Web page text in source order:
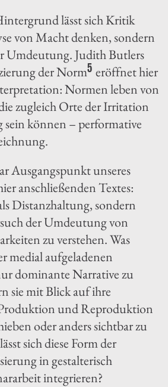
lässt sich Kritik
von Macht denken, sondern
Umdeutung. Judith Butlers
der Norm5 eröffnet hier
Normen leben von
zugleich Orte der Irritation
können – performative
Ausgangspunkt unseres
anschließenden Textes:
Distanzhaltung, sondern
der Umdeutung von
zu verstehen. Was
medial aufgeladenen
dominante Narrative zu
sie mit Blick auf ihre
und Reproduktion
oder anders sichtbar zu
sich diese Form der
in gestalterisch
integrieren?